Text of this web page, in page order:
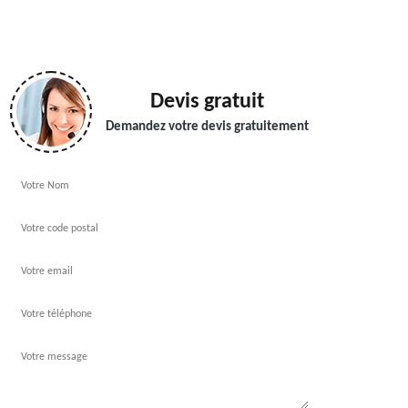
Devis gratuit
Demandez votre devis gratuitement